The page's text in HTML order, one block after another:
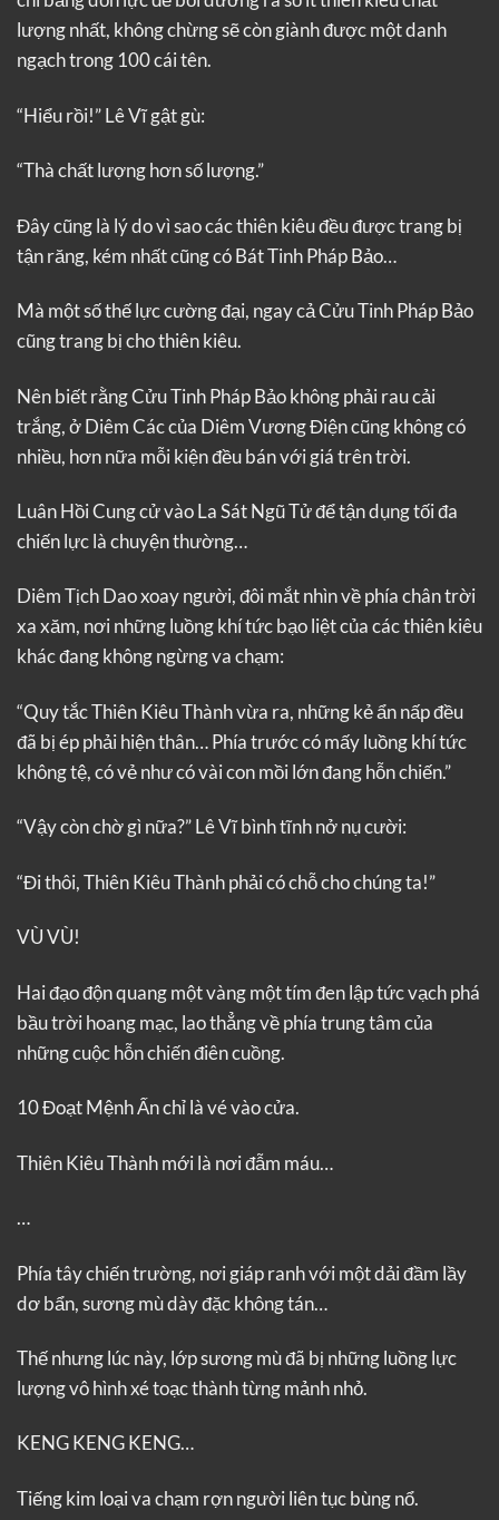
lượng nhất, không chừng sẽ còn giành được một danh
ngạch trong 100 cái tên.
“Hiểu rồi!” Lê Vĩ gật gù:
“Thà chất lượng hơn số lượng.”
Đây cũng là lý do vì sao các thiên kiêu đều được trang bị
tận răng, kém nhất cũng có Bát Tinh Pháp Bảo…
Mà một số thế lực cường đại, ngay cả Cửu Tinh Pháp Bảo
cũng trang bị cho thiên kiêu.
Nên biết rằng Cửu Tinh Pháp Bảo không phải rau cải
trắng, ở Diêm Các của Diêm Vương Điện cũng không có
nhiều, hơn nữa mỗi kiện đều bán với giá trên trời.
Luân Hồi Cung cử vào La Sát Ngũ Tử để tận dụng tối đa
chiến lực là chuyện thường…
Diêm Tịch Dao xoay người, đôi mắt nhìn về phía chân trời
xa xăm, nơi những luồng khí tức bạo liệt của các thiên kiêu
khác đang không ngừng va chạm:
“Quy tắc Thiên Kiêu Thành vừa ra, những kẻ ẩn nấp đều
đã bị ép phải hiện thân… Phía trước có mấy luồng khí tức
không tệ, có vẻ như có vài con mồi lớn đang hỗn chiến.”
“Vậy còn chờ gì nữa?” Lê Vĩ bình tĩnh nở nụ cười:
“Đi thôi, Thiên Kiêu Thành phải có chỗ cho chúng ta!”
VÙ VÙ!
Hai đạo độn quang một vàng một tím đen lập tức vạch phá
bầu trời hoang mạc, lao thẳng về phía trung tâm của
những cuộc hỗn chiến điên cuồng.
10 Đoạt Mệnh Ấn chỉ là vé vào cửa.
Thiên Kiêu Thành mới là nơi đẫm máu…
…
Phía tây chiến trường, nơi giáp ranh với một dải đầm lầy
dơ bẩn, sương mù dày đặc không tán…
Thế nhưng lúc này, lớp sương mù đã bị những luồng lực
lượng vô hình xé toạc thành từng mảnh nhỏ.
KENG KENG KENG…
Tiếng kim loại va chạm rợn người liên tục bùng nổ.